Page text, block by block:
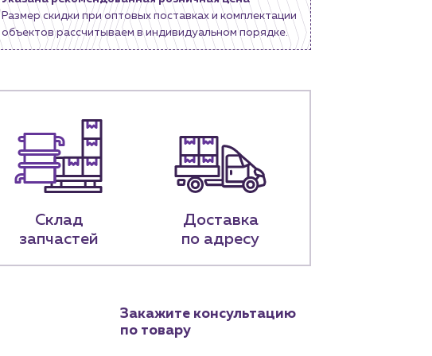
Размер скидки при оптовых поставках и комплектации
объектов рассчитываем в индивидуальном порядке.
Склад
запчастей
Доставка
по адресу
Закажите консультацию
по товару